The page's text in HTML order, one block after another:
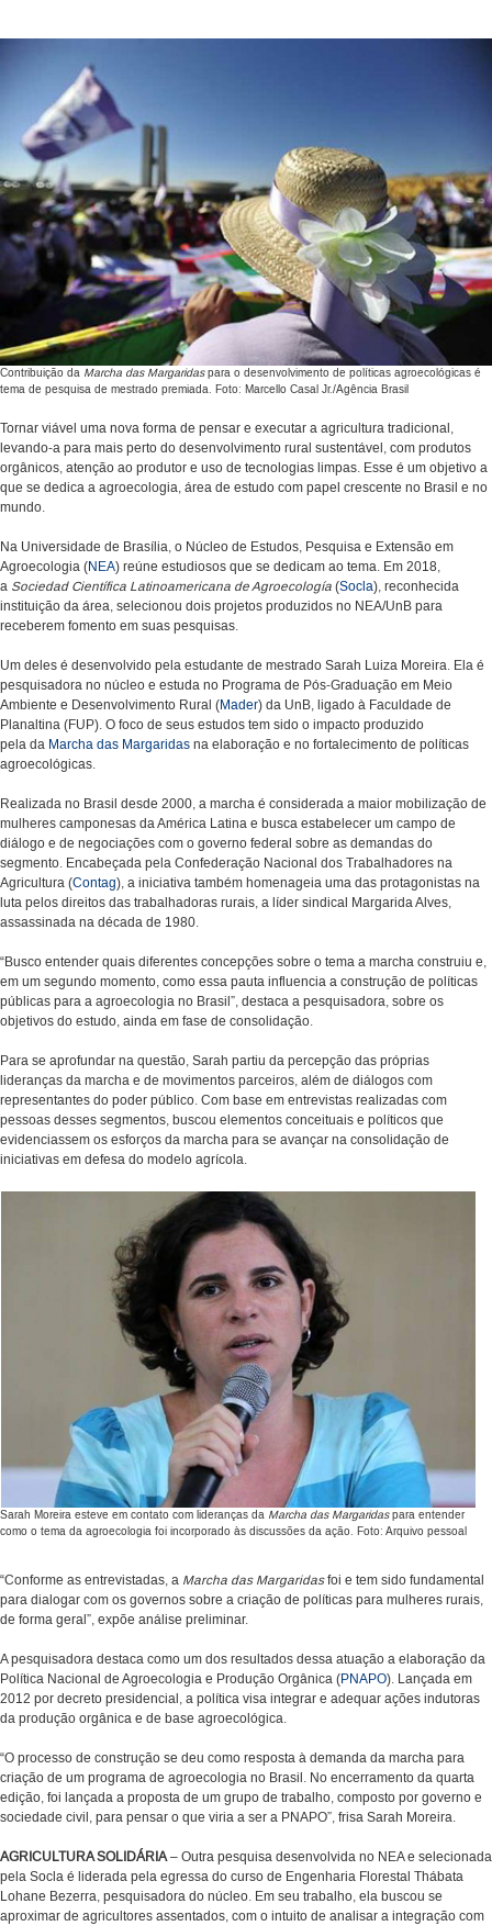
Contribuição da Marcha das Margaridaspara o desenvolvimento de políticas agroecológicas é
tema de pesquisa de mestrado premiada. Foto: Marcello Casal Jr./Agência Brasil
Tornar viável uma nova forma de pensar e executar a agricultura tradicional,
levando-a para mais perto do desenvolvimento rural sustentável, com produtos
orgânicos, atenção ao produtor e uso de tecnologias limpas. Esse é um objetivo a
que se dedica a agroecologia, área de estudo com papel crescente no Brasil e no
mundo.
Na Universidade de Brasília, o Núcleo de Estudos, Pesquisa e Extensão em
Agroecologia (NEA) reúne estudiosos que se dedicam ao tema. Em 2018,
a Sociedad Científica Latinoamericana de Agroecología (Socla), reconhecida
instituição da área, selecionou dois projetos produzidos no NEA/UnB para
receberem fomento em suas pesquisas.
Um deles é desenvolvido pela estudante de mestrado Sarah Luiza Moreira. Ela é
pesquisadora no núcleo e estuda no Programa de Pós-Graduação em Meio
Ambiente e Desenvolvimento Rural (Mader) da UnB, ligado à Faculdade de
Planaltina (FUP). O foco de seus estudos tem sido o impacto produzido
pela da Marcha das Margaridas na elaboração e no fortalecimento de políticas
agroecológicas.
Realizada no Brasil desde 2000, a marcha é considerada a maior mobilização de
mulheres camponesas da América Latina e busca estabelecer um campo de
diálogo e de negociações com o governo federal sobre as demandas do
segmento. Encabeçada pela Confederação Nacional dos Trabalhadores na
Agricultura (Contag), a iniciativa também homenageia uma das protagonistas na
luta pelos direitos das trabalhadoras rurais, a líder sindical Margarida Alves,
assassinada na década de 1980.
“Busco entender quais diferentes concepções sobre o tema a marcha construiu e,
em um segundo momento, como essa pauta influencia a construção de políticas
públicas para a agroecologia no Brasil”, destaca a pesquisadora, sobre os
objetivos do estudo, ainda em fase de consolidação.
Para se aprofundar na questão, Sarah partiu da percepção das próprias
lideranças da marcha e de movimentos parceiros, além de diálogos com
representantes do poder público. Com base em entrevistas realizadas com
pessoas desses segmentos, buscou elementos conceituais e políticos que
evidenciassem os esforços da marcha para se avançar na consolidação de
iniciativas em defesa do modelo agrícola.
Sarah Moreira esteve em contato com lideranças da Marcha das Margaridaspara entender
como o tema da agroecologia foi incorporado às discussões da ação. Foto: Arquivo pessoal
“Conforme as entrevistadas, a Marcha das Margaridasfoi e tem sido fundamental
para dialogar com os governos sobre a criação de políticas para mulheres rurais,
de forma geral”, expõe análise preliminar.
A pesquisadora destaca como um dos resultados dessa atuação a elaboração da
Política Nacional de Agroecologia e Produção Orgânica (PNAPO). Lançada em
2012 por decreto presidencial, a política visa integrar e adequar ações indutoras
da produção orgânica e de base agroecológica.
“O processo de construção se deu como resposta à demanda da marcha para
criação de um programa de agroecologia no Brasil. No encerramento da quarta
edição, foi lançada a proposta de um grupo de trabalho, composto por governo e
sociedade civil, para pensar o que viria a ser a PNAPO”, frisa Sarah Moreira.
AGRICULTURA SOLIDÁRIA– Outra pesquisa desenvolvida no NEA e selecionada
pela Socla é liderada pela egressa do curso de Engenharia Florestal Thábata
Lohane Bezerra, pesquisadora do núcleo. Em seu trabalho, ela buscou se
aproximar de agricultores assentados, com o intuito de analisar a integração com